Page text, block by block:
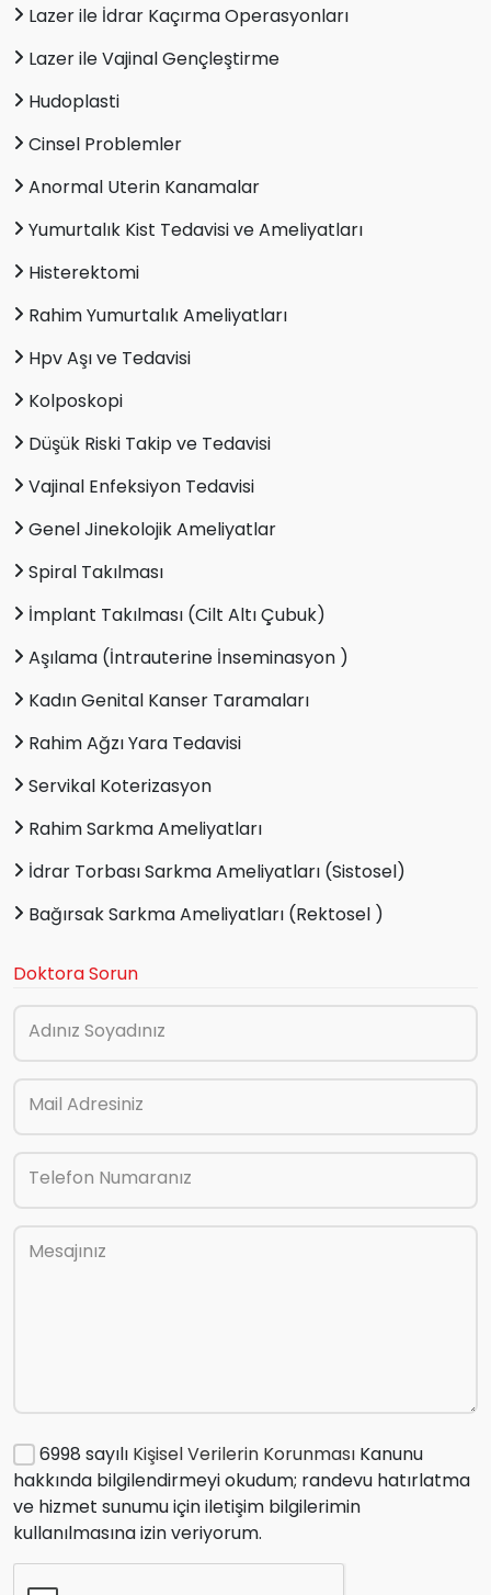
Lazer ile İdrar Kaçırma Operasyonları
Lazer ile Vajinal Gençleştirme
Hudoplasti
Cinsel Problemler
Anormal Uterin Kanamalar
Yumurtalık Kist Tedavisi ve Ameliyatları
Histerektomi
Rahim Yumurtalık Ameliyatları
Hpv Aşı ve Tedavisi
Kolposkopi
Düşük Riski Takip ve Tedavisi
Vajinal Enfeksiyon Tedavisi
Genel Jinekolojik Ameliyatlar
Spiral Takılması
İmplant Takılması (Cilt Altı Çubuk)
Aşılama (İntrauterine İnseminasyon )
Kadın Genital Kanser Taramaları
Rahim Ağzı Yara Tedavisi
Servikal Koterizasyon
Rahim Sarkma Ameliyatları
İdrar Torbası Sarkma Ameliyatları (Sistosel)
Bağırsak Sarkma Ameliyatları (Rektosel )
Doktora Sorun
Adınız Soyadınız
Mail Adresiniz
Telefon Numaranız
Mesajınız
6998 sayılı Kişisel Verilerin Korunması Kanunu
hakkında bilgilendirmeyi okudum; randevu hatırlatma
ve hizmet sunumu için iletişim bilgilerimin
kullanılmasına izin veriyorum.